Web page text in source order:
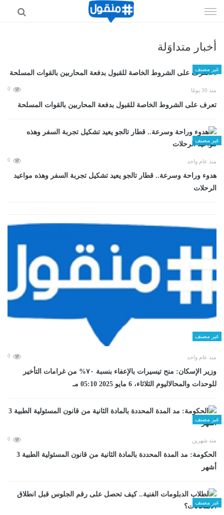
الى
أخبار متداوَلة
غير مصنف
منذ 30 يومًا 0
تعرف على الشروط الخاصة للقبول بدفعة المحاربين بالقوات المسلحة
غير مصنف
منذ عام واحد 0
هدوء وراحة وسرعة.. قطار تالجو يعيد تشكيل تجربة السفر وهذه مواعيد
الرحلات
غير مصنف
منذ عام واحد 0
وزير الإسكان: منح تيسيرات بالإعفاء بنسبة ٧٠% من غرامات التأخير
للوحدات والمحالاليوم الثلاثاء، 6 مايو 2025 05:10 مـ
غير مصنف
منذ شهرين 0
الحكومة: مد المدة المحددة بالمادة الثانية من قانون المسئولية الطبية 3
أشهر
غير مصنف